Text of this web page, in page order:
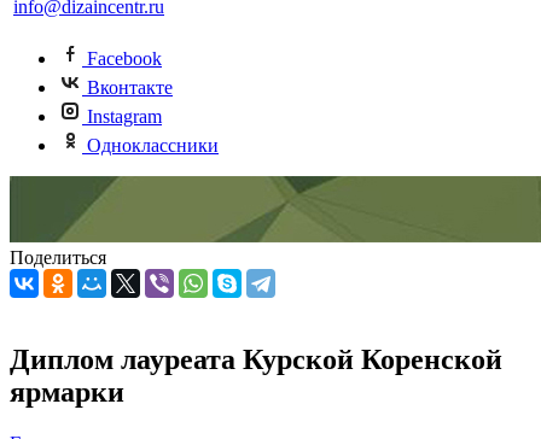
info@dizaincentr.ru
Facebook
Вконтакте
Instagram
Одноклассники
Поделиться
Диплом лауреата Курской Коренской
ярмарки